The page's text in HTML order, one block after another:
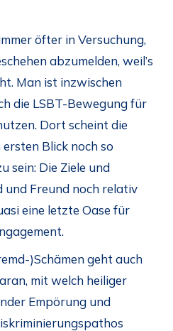
öfter in Versuchung,
abzumelden, weil’s
Man ist inzwischen
die LSBT-Bewegung für
Dort scheint die
Blick noch so
sein: Die Ziele und
und Freund noch relativ
eine letzte Oase für
)Schämen geht auch
mit welch heiliger
Empörung und